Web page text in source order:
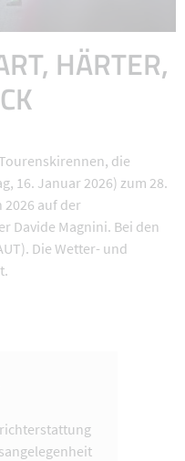
HÄRTER,
die
16. Januar 2026) zum 28.
2026 auf der
Davide Magnini. Bei den
Die Wetter- und